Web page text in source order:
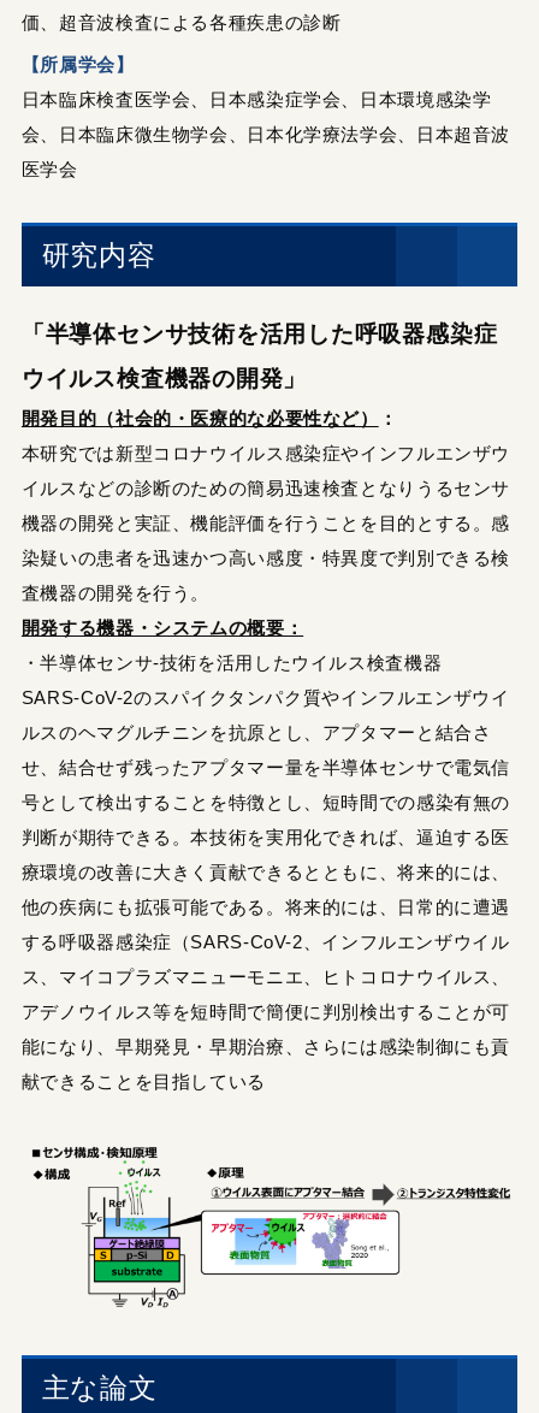
価、超音波検査による各種疾患の診断
【所属学会】
日本臨床検査医学会、日本感染症学会、日本環境感染学
会、日本臨床微生物学会、日本化学療法学会、日本超音波
医学会
研究内容
「半導体センサ技術を活用した呼吸器感染症
ウイルス検査機器の開発」
開発目的（社会的・医療的な必要性など）
：
本研究では新型コロナウイルス感染症やインフルエンザウ
イルスなどの診断のための簡易迅速検査となりうるセンサ
機器の開発と実証、機能評価を行うことを目的とする。感
染疑いの患者を迅速かつ高い感度・特異度で判別できる検
査機器の開発を行う。
開発する機器・システムの概要：
・半導体センサ-技術を活用したウイルス検査機器
SARS-CoV-2のスパイクタンパク質やインフルエンザウイ
ルスのヘマグルチニンを抗原とし、アプタマーと結合さ
せ、結合せず残ったアプタマー量を半導体センサで電気信
号として検出することを特徴とし、短時間での感染有無の
判断が期待できる。本技術を実用化できれば、逼迫する医
療環境の改善に大きく貢献できるとともに、将来的には、
他の疾病にも拡張可能である。将来的には、日常的に遭遇
する呼吸器感染症（SARS-CoV-2、インフルエンザウイル
ス、マイコプラズマニューモニエ、ヒトコロナウイルス、
アデノウイルス等を短時間で簡便に判別検出することが可
能になり、早期発見・早期治療、さらには感染制御にも貢
献できることを目指している
主な論文